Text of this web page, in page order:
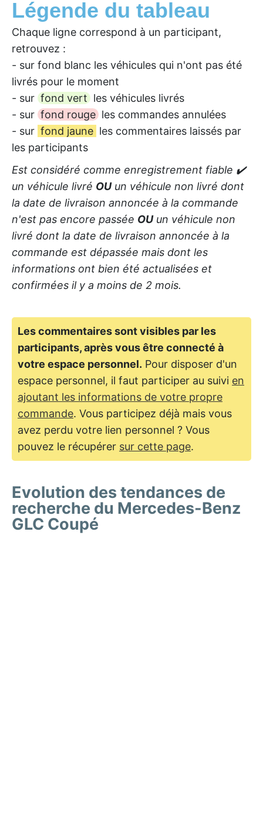
Légende du tableau
Chaque ligne correspond à un participant,
retrouvez :
- sur fond blanc les véhicules qui n'ont pas été
livrés pour le moment
- sur fond vert les véhicules livrés
- sur fond rouge les commandes annulées
- sur fond jaune les commentaires laissés par
les participants
Est considéré comme enregistrement fiable ✔️
un véhicule livré OUun véhicule non livré dont
la date de livraison annoncée à la commande
n'est pas encore passée OUun véhicule non
livré dont la date de livraison annoncée à la
commande est dépassée mais dont les
informations ont bien été actualisées et
confirmées il y a moins de 2 mois.
Les commentaires sont visibles par les
participants, après vous être connecté à
votre espace personnel. Pour disposer d'un
espace personnel, il faut participer au suivi en
ajoutant les informations de votre propre
commande. Vous participez déjà mais vous
avez perdu votre lien personnel ? Vous
pouvez le récupérer sur cette page.
Evolution des tendances de
recherche du Mercedes-Benz
GLC Coupé